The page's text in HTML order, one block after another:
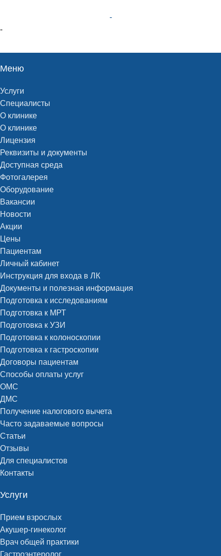
-
-
Меню
Услуги
Специалисты
О клинике
О клинике
Лицензия
Реквизиты и документы
Доступная среда
Фотогалерея
Оборудование
Вакансии
Новости
Акции
Цены
Пациентам
Личный кабинет
Инструкция для входа в ЛК
Документы и полезная информация
Подготовка к исследованиям
Подготовка к МРТ
Подготовка к УЗИ
Подготовка к колоноскопии
Подготовка к гастроскопии
Договоры пациентам
Способы оплаты услуг
ОМС
ДМС
Получение налогового вычета
Часто задаваемые вопросы
Статьи
Отзывы
Для специалистов
Контакты
Услуги
Прием взрослых
Акушер-гинеколог
Врач общей практики
Гастроэнтеролог